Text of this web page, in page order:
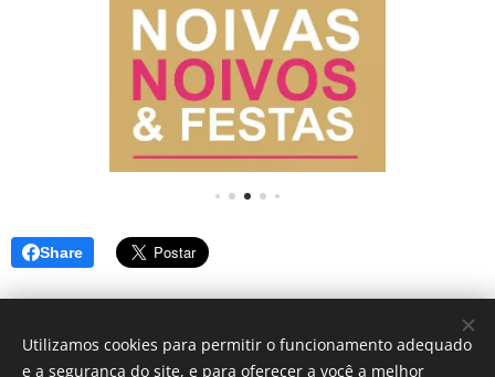
Share
Utilizamos cookies para permitir o funcionamento adequado
e a segurança do site, e para oferecer a você a melhor